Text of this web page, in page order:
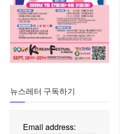
뉴스레터 구독하기
Email address: